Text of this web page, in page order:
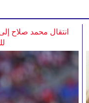
انتقال محمد صلاح